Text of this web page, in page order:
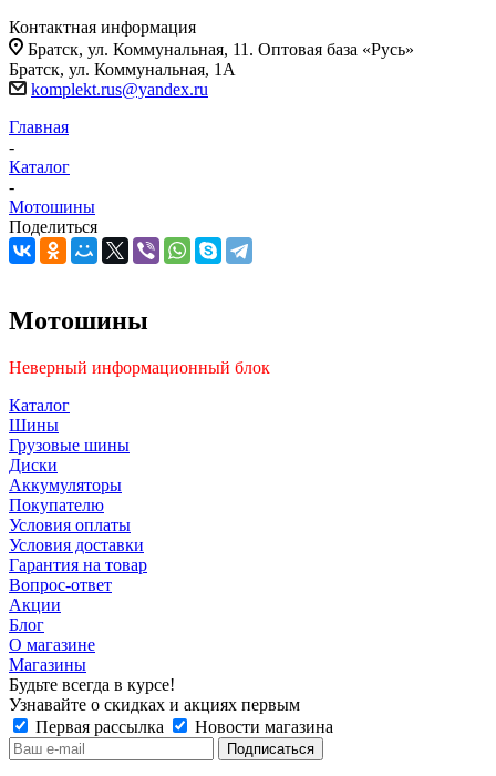
Контактная информация
Братск, ул. Коммунальная, 11. Оптовая база «Русь»
Братск, ул. Коммунальная, 1А
komplekt.rus@yandex.ru
Главная
-
Каталог
-
Мотошины
Поделиться
Мотошины
Неверный информационный блок
Каталог
Шины
Грузовые шины
Диски
Аккумуляторы
Покупателю
Условия оплаты
Условия доставки
Гарантия на товар
Вопрос-ответ
Акции
Блог
О магазине
Магазины
Будьте всегда в курсе!
Узнавайте о скидках и акциях первым
Первая рассылка
Новости магазина